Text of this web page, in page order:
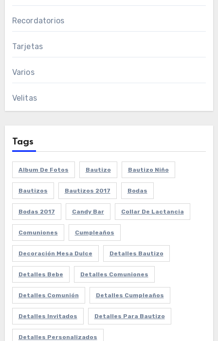
Recordatorios
Tarjetas
Varios
Velitas
Tags
Album De Fotos Bautizo Bautizo Niño
Bautizos Bautizos 2017 Bodas
Bodas 2017 Candy Bar Collar De Lactancia
Comuniones Cumpleaños
Decoración Mesa Dulce Detalles Bautizo
Detalles Bebe Detalles Comuniones
Detalles Comunión Detalles Cumpleaños
Detalles Invitados Detalles Para Bautizo
Detalles Personalizados